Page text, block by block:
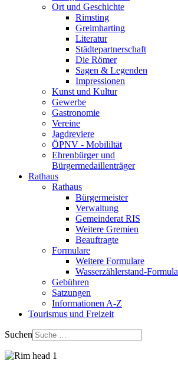
Ort und Geschichte
Rimsting
Greimharting
Literatur
Städtepartnerschaft
Die Römer
Sagen & Legenden
Impressionen
Kunst und Kultur
Gewerbe
Gastronomie
Vereine
Jagdreviere
ÖPNV - Mobililtät
Ehrenbürger und
Bürgermedaillenträger
Rathaus
Rathaus
Bürgermeister
Verwaltung
Gemeinderat RIS
Weitere Gremien
Beauftragte
Formulare
Weitere Formulare
Wasserzählerstand-
Gebühren
Satzungen
Informationen A-Z
Tourismus und Freizeit
Suchen